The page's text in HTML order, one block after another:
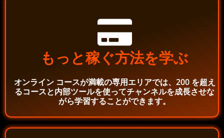
もっと稼ぐ方法を学ぶ
オンライン コースが満載の専用エリアでは、200 を超え
るコースと内部ツールを使ってチャンネルを成長させな
がら学習することができます。